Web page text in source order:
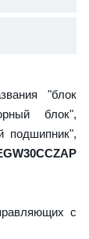
"блок
блок",
подшипник",
с